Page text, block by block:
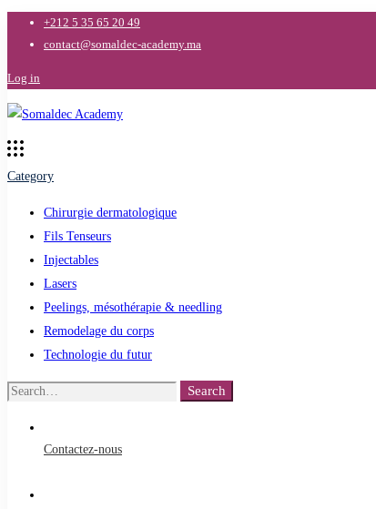
+212 5 35 65 20 49
contact@somaldec-academy.ma
Log in
Category
Chirurgie dermatologique
Fils Tenseurs
Injectables
Lasers
Peelings, mésothérapie & needling
Remodelage du corps
Technologie du futur
Search
Search
Contactez-nous